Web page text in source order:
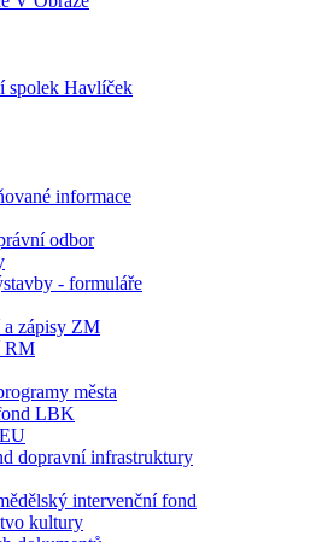
spolek Havlíček
informace
odbor
- formuláře
a zápisy ZM
RM
města
LBK
dopravní infrastruktury
intervenční fond
kultury